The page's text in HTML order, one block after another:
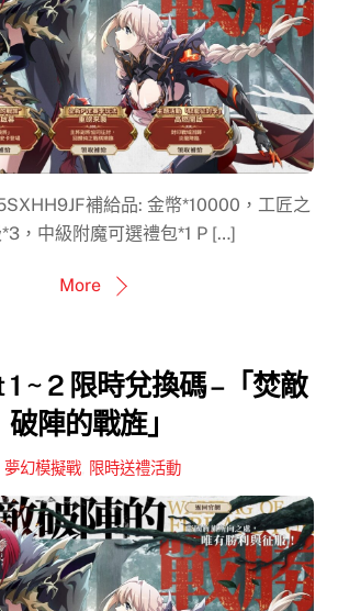
補給品: 金幣*10000，工匠之
，中級附魔可選禮包*1 P […]
More
1 ~ 2 限時兌換碼 –「焚敵
破陣的戰旌」
夢幻模擬戰, 限時送禮活動